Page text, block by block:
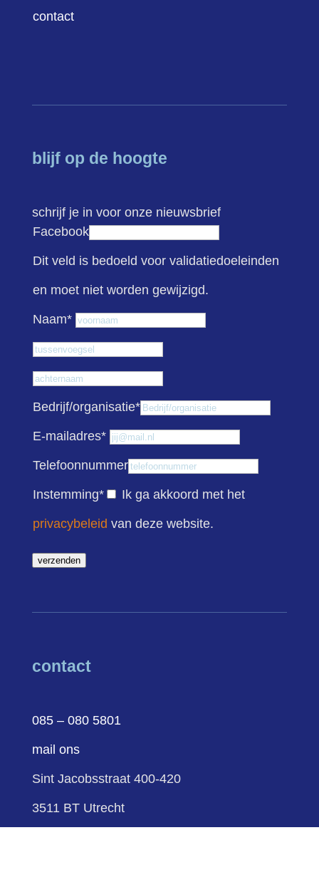
contact
blijf op de hoogte
schrijf je in voor onze nieuwsbrief
Facebook
Dit veld is bedoeld voor validatiedoeleinden
en moet niet worden gewijzigd.
Naam*
Bedrijf/organisatie*
E-mailadres*
Telefoonnummer
Instemming* Ik ga akkoord met het
privacybeleid van deze website.
verzenden
contact
085 – 080 5801
mail ons
Sint Jacobsstraat 400-420
3511 BT Utrecht